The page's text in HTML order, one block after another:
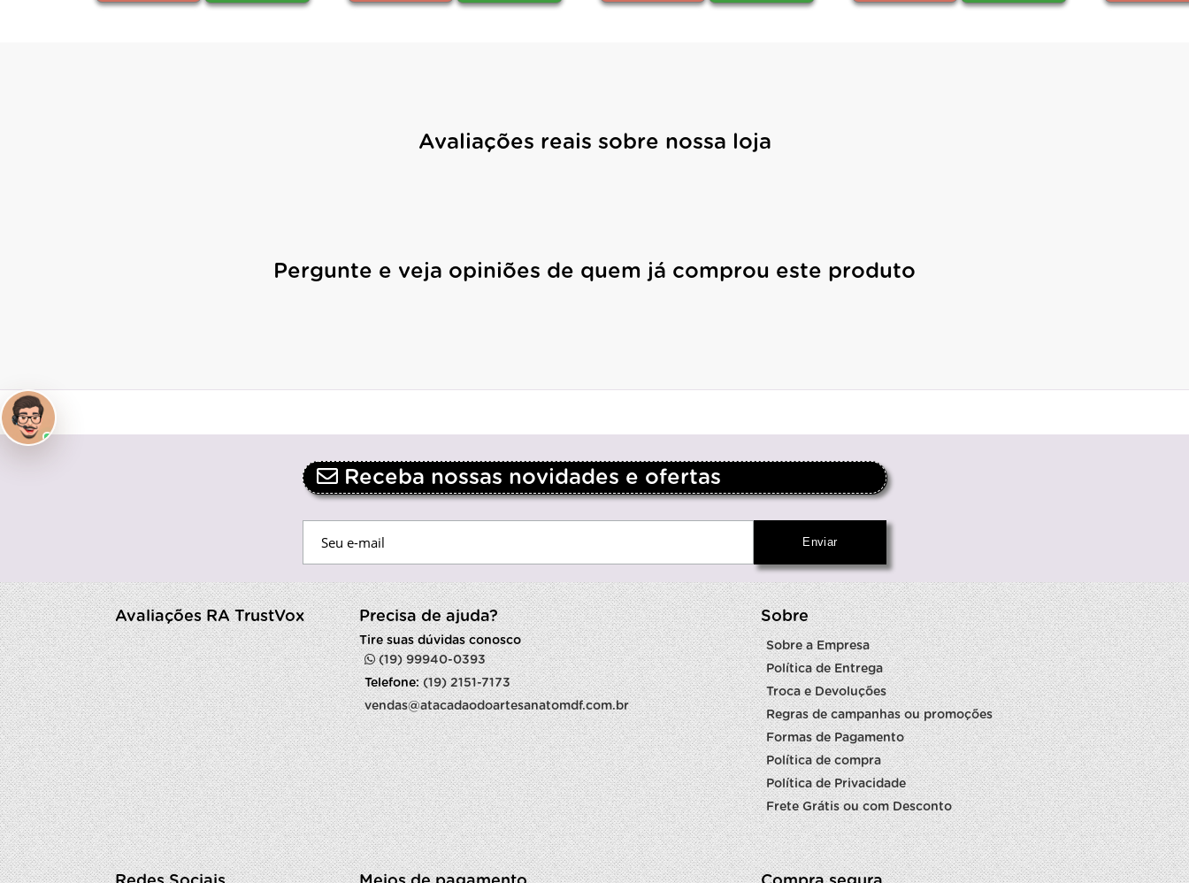
Avaliações reais sobre nossa loja
Pergunte e veja opiniões de quem já comprou este produto
Receba nossas novidades e ofertas
Avaliações RA TrustVox Precisa de ajuda?
Tire suas dúvidas conosco
(19) 99940-0393
Telefone:(19) 2151-7173
vendas@atacadaodoartesanatomdf.com.br
Sobre
Sobre a Empresa
Política de Entrega
Troca e Devoluções
Regras de campanhas ou promoções
Formas de Pagamento
Política de compra
Política de Privacidade
Frete Grátis ou com Desconto